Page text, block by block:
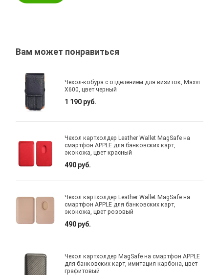
Вам может понравиться
Чехол-кобура с отделением для визиток, Maxvi
X600, цвет черный
1 190 руб.
Чехол картхолдер Leather Wallet MagSafe на
смартфон APPLE для банковских карт,
экокожа, цвет красный
490 руб.
Чехол картхолдер Leather Wallet MagSafe на
смартфон APPLE для банковских карт,
экокожа, цвет розовый
490 руб.
Чехол картхолдер MagSafe на смартфон APPLE
для банковских карт, имитация карбона, цвет
графитовый